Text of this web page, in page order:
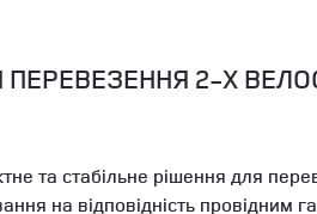
2-Х
та стабільне рішення для
на відповідність провідним